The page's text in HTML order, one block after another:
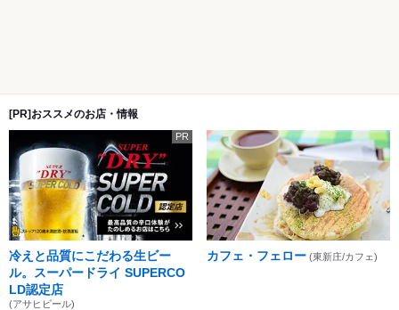
[PR]おススメのお店・情報
PR
冷えと品質にこだわる生ビー
ル。スーパードライ SUPERCO
LD認定店
(アサヒビール)
カフェ・フェロー (東新庄/カフェ)